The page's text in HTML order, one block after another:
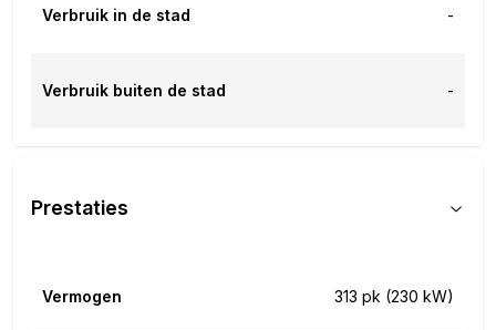
Verbruik in de stad -
Verbruik buiten de stad -
Prestaties
Vermogen 313 pk (230 kW)